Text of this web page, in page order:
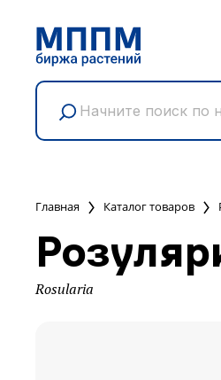
Главная Каталог товаров
Rosularia